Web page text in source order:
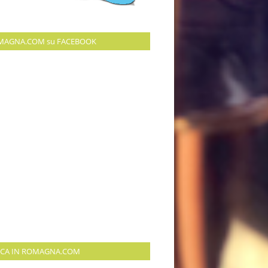
su FACEBOOK
IN ROMAGNA.COM